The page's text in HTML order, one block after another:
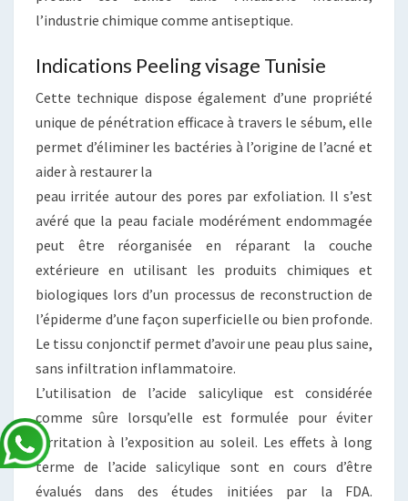
l’industrie chimique comme antiseptique.
Indications Peeling visage Tunisie
Cette technique dispose également d’une propriété
unique de pénétration efficace à travers le sébum, elle
permet d’éliminer les bactéries à l’origine de l’acné et
aider à restaurer la
peau irritée autour des pores par exfoliation. Il s’est
avéré que la peau faciale modérément endommagée
peut être réorganisée en réparant la couche
extérieure en utilisant les produits chimiques et
biologiques lors d’un processus de reconstruction de
l’épiderme d’une façon superficielle ou bien profonde.
Le tissu conjonctif permet d’avoir une peau plus saine,
sans infiltration inflammatoire.
L’utilisation de l’acide salicylique est considérée
comme sûre lorsqu’elle est formulée pour éviter
l’irritation à l’exposition au soleil. Les effets à long
terme de l’acide salicylique sont en cours d’être
évalués dans des études initiées par la FDA.